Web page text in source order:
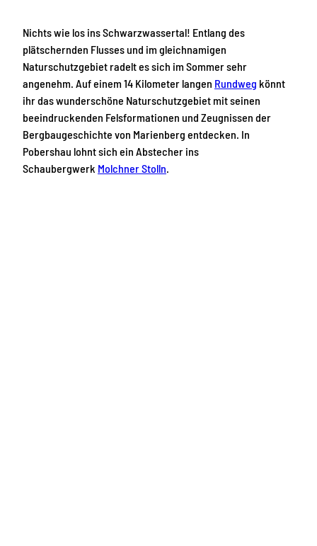
Nichts wie los ins Schwarzwassertal! Entlang des
plätschernden Flusses und im gleichnamigen
Naturschutzgebiet radelt es sich im Sommer sehr
angenehm. Auf einem 14 Kilometer langen Rundweg könnt
ihr das wunderschöne Naturschutzgebiet mit seinen
beeindruckenden Felsformationen und Zeugnissen der
Bergbaugeschichte von Marienberg entdecken. In
Pobershau lohnt sich ein Abstecher ins
Schaubergwerk Molchner Stolln